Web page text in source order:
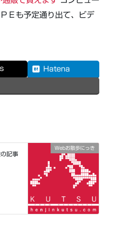
Ｅも予定通り出て、ビデ
Hatena
Webお散歩にっき
記事